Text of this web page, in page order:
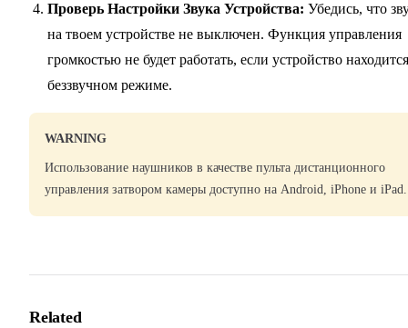
Проверь Настройки Звука Устройства: Убедись, что
на твоем устройстве не выключен. Функция управления
громкостью не будет работать, если устройство
беззвучном режиме.
WARNING
Использование наушников в качестве пульта дистанционного
управления затвором камеры доступно на Android, iPhone и iPad.
Related